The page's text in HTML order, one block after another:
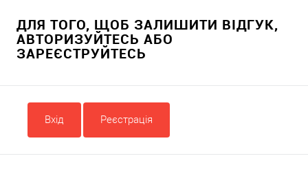
ДЛЯ ТОГО, ЩОБ ЗАЛИШИТИ ВІДГУК,
АВТОРИЗУЙТЕСЬ АБО
ЗАРЕЄСТРУЙТЕСЬ
Вхід Реєстрація